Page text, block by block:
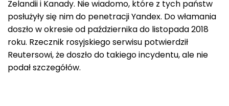
Zelandii i Kanady. Nie wiadomo, które z tych państw
posłużyły się nim do penetracji Yandex. Do włamania
doszło w okresie od października do listopada 2018
roku. Rzecznik rosyjskiego serwisu potwierdził
Reutersowi, że doszło do takiego incydentu, ale nie
podał szczegółów.